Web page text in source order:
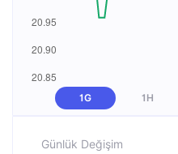
1G 1H
Günlük Değişim